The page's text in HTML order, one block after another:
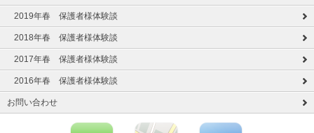
2019年春 保護者様体験談
2018年春 保護者様体験談
2017年春 保護者様体験談
2016年春 保護者様体験談
お問い合わせ